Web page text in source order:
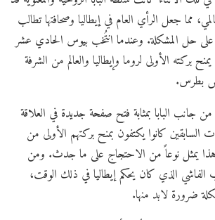
مما جعل الرأي العام في إيطاليا وصحافتها تطالب
على حل المشكلة. وعندما انتُخب بيوس الحادي عشر
بركته الأولى لروما وإيطاليا والعالم من الشرفة
بطرس.
جانب البابا بمثابة فتح صفحة جديدة في العلاقة
السابقين كانوا يكتفون بمنح بركتهم الأولى من
يمثل نوعاً من الاحتجاج على ما جدث. ومن
الفاشي الذي كان يحكم إيطاليا في ذلك الوقت،
ضرورة لابد منها.